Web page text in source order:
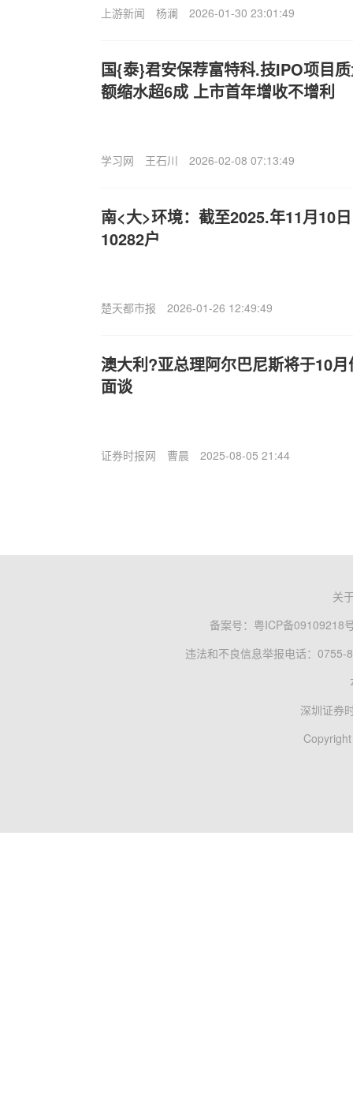
上游新闻 杨澜 2026-01-30 23:01:49
国{泰}君安保荐富特科.技IPO项目
额缩水超6成 上市首年增收不增利
学习网 王石川 2026-02-08 07:13:49
南<大>环境：截至2025.年11月10
10282户
楚天都市报 2026-01-26 12:49:49
澳大利?亚总理阿尔巴尼斯将于10
面谈
证券时报网 曹晨 2025-08-05 21:44
关
备案号： 粤ICP备09109218
违法和不良信息举报电话：0755-
深圳证券